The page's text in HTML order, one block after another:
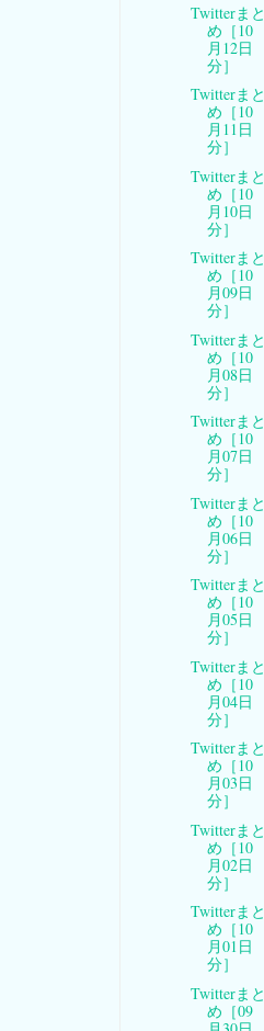
Twitterまと
め［10
月12日
分］
Twitterまと
め［10
月11日
分］
Twitterまと
め［10
月10日
分］
Twitterまと
め［10
月09日
分］
Twitterまと
め［10
月08日
分］
Twitterまと
め［10
月07日
分］
Twitterまと
め［10
月06日
分］
Twitterまと
め［10
月05日
分］
Twitterまと
め［10
月04日
分］
Twitterまと
め［10
月03日
分］
Twitterまと
め［10
月02日
分］
Twitterまと
め［10
月01日
分］
Twitterまと
め［09